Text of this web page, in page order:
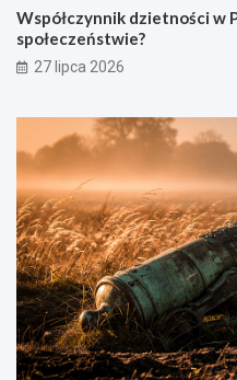
Współczynnik dzietności w
społeczeństwie?
27 lipca 2026